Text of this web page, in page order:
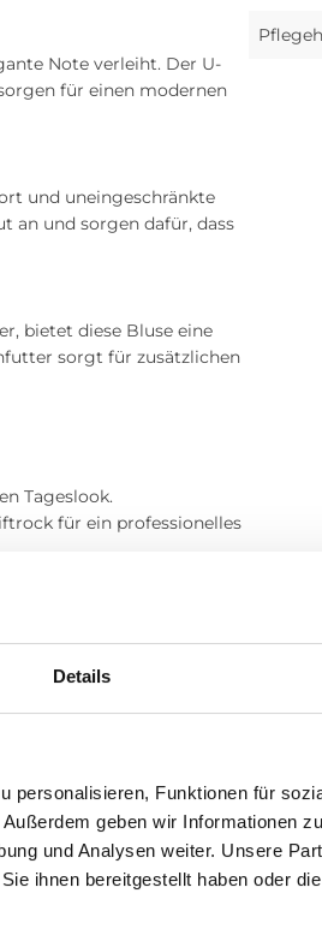
Details
personalisieren, Funktionen für
geben wir Informationen
und Analysen weiter. Unsere
ihnen bereitgestellt haben oder
Note verleiht. Der U-
für einen modernen
und uneingeschränkte
an und sorgen dafür, dass
bietet diese Bluse eine
sorgt für zusätzlichen
Tageslook.
für ein professionelles
nicht deinen
zurückgeben.
zu bereichern.